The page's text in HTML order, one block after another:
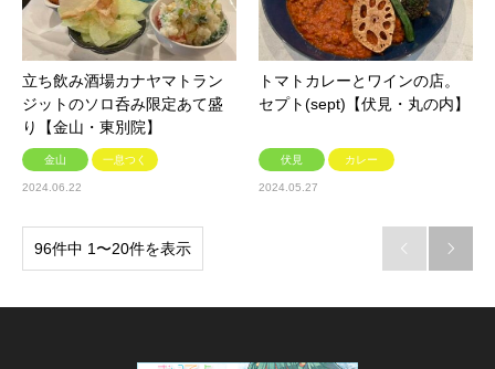
立ち飲み酒場カナヤマトラン
ジットのソロ呑み限定あて盛
り【金山・東別院】
金山 一息つく
2024.06.22
トマトカレーとワインの店。
セプト(sept)【伏見・丸の内】
伏見 カレー
2024.05.27
96件中 1〜20件を表示  